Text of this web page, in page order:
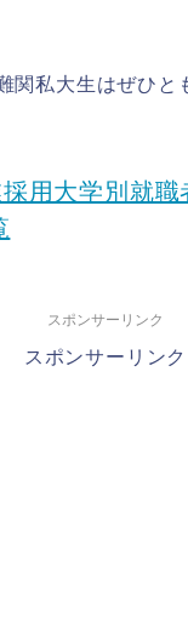
関私大生はぜひと
用大学別就
スポンサーリンク
スポンサーリンク